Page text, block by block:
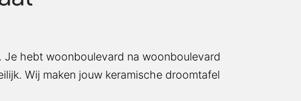
woonboulevard na woonboulevard afgezocht
keramische droomtafel helemaal op maat!